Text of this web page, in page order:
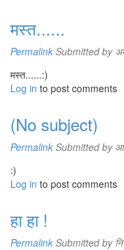
मस्त......
Permalink Submitted by
मस्त......:)
Log in to post comments
(No subject)
Permalink Submitted by
:)
Log in to post comments
हा हा !
Permalink Submitted by